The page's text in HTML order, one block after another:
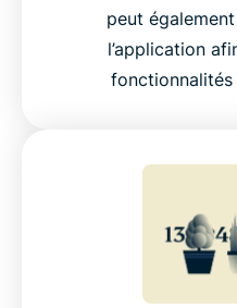
peut
l’application
fonctionnalités